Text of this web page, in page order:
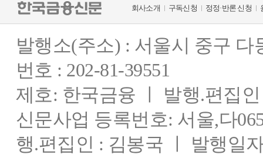
회사소개 구독신청 정정·반론 신청
발행소(주소) : 서울시 중구
번호 : 202-81-39551
제호: 한국금융 ㅣ 발행.편집
신문사업 등록번호: 서울,다
행.편집인 : 김봉국 ㅣ 발행일